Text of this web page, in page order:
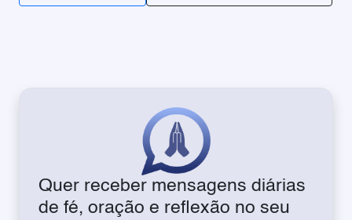
Quer receber mensagens diárias
de fé, oração e reflexão no seu